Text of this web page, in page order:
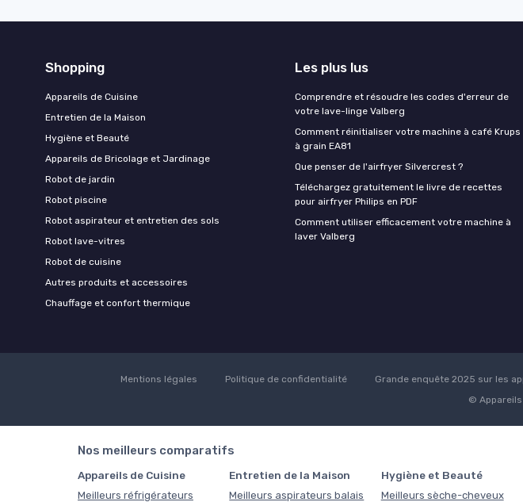
Shopping
Appareils de Cuisine
Entretien de la Maison
Hygiène et Beauté
Appareils de Bricolage et Jardinage
Robot de jardin
Robot piscine
Robot aspirateur et entretien des sols
Robot lave-vitres
Robot de cuisine
Autres produits et accessoires
Chauffage et confort thermique
Les plus lus
Comprendre et résoudre les codes d'erreur de
votre lave-linge Valberg
Comment réinitialiser votre machine à café Krups
à grain EA81
Que penser de l'airfryer Silvercrest ?
Téléchargez gratuitement le livre de recettes
pour airfryer Philips en PDF
Comment utiliser efficacement votre machine à
laver Valberg
Mentions légales Politique de confidentialité Grande enquête 2025 sur les
©
Nos meilleurs comparatifs
Appareils de Cuisine
Meilleurs réfrigérateurs
Entretien de la Maison
Meilleurs aspirateurs balais
Hygiène et Beauté
Meilleurs sèche-cheveux